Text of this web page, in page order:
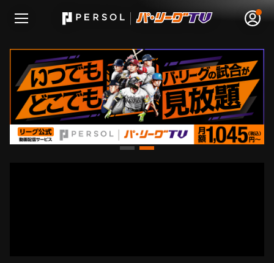
無料アカウント登録 ログイン
HOME